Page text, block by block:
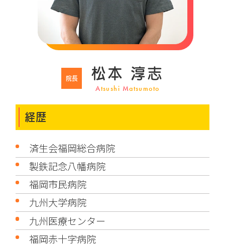
院長 松本 淳志
Atsushi Matsumoto
経歴
済生会福岡総合病院
製鉄記念八幡病院
福岡市民病院
九州大学病院
九州医療センター
福岡赤十字病院